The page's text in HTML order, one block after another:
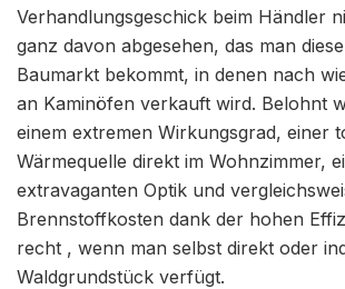
Verhandlungsgeschick beim Händler
ganz davon abgesehen, das man
Baumarkt bekommt, in denen nach
an Kaminöfen verkauft wird. Belohnt
einem extremen Wirkungsgrad, einer
Wärmequelle direkt im Wohnzimmer,
extravaganten Optik und
Brennstoffkosten dank der hohen
recht , wenn man selbst direkt oder
Waldgrundstück verfügt.